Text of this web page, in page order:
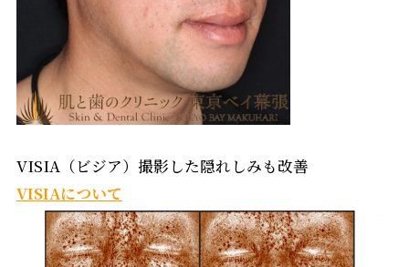
VISIA（ビジア）撮影した隠れしみも改善
VISIAについて